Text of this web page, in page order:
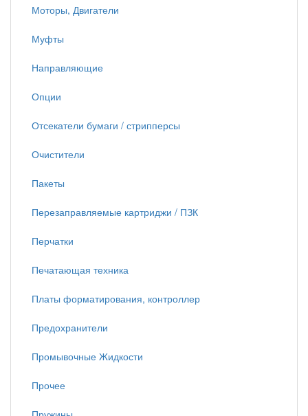
Моторы, Двигатели
Муфты
Направляющие
Опции
Отсекатели бумаги / стрипперсы
Очистители
Пакеты
Перезаправляемые картриджи / ПЗК
Перчатки
Печатающая техника
Платы форматирования, контроллер
Предохранители
Промывочные Жидкости
Прочее